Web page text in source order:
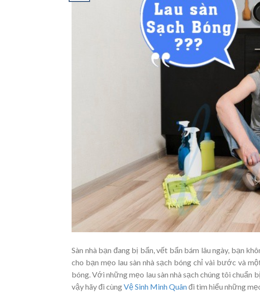
Sàn nhà bạn đang bị bẩn, vết bẩn bám lâu ngày, bạn
cho bạn mẹo lau sàn nhà sạch bóng chỉ vài bước và
bóng. Với những mẹo lau sàn nhà sạch chúng tôi
vậy hãy đi cùngVệ Sinh Minh Quânđi tìm hiểu những